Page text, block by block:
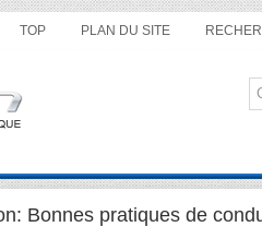
TOP PLAN DU SITE
Bonnes pratiques de